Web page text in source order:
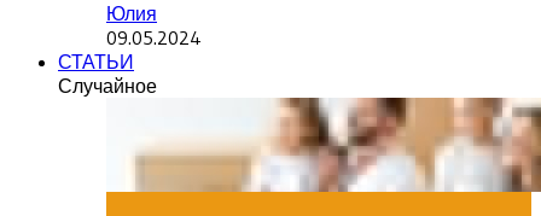
Юлия
09.05.2024
СТАТЬИ
Случайное